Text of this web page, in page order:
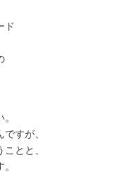
ド
すが、
とと、